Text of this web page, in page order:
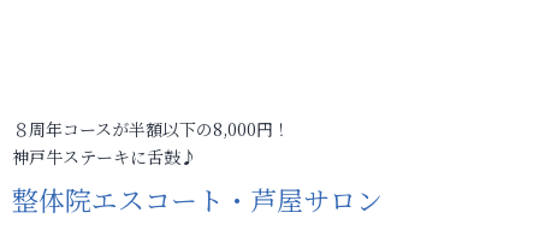
８周年コースが半額以下の8,000円！
神戸牛ステーキに舌鼓♪
整体院エスコート・芦屋サロン